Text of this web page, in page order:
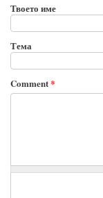
Твоето име
Тема
Comment*